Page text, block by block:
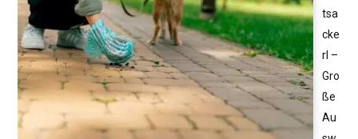
tsa
cke
rl –
Gro
ße
Au